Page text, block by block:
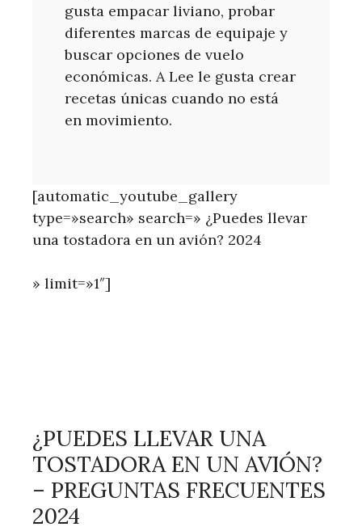
gusta empacar liviano, probar
diferentes marcas de equipaje y
buscar opciones de vuelo
económicas. A Lee le gusta crear
recetas únicas cuando no está
en movimiento.
[automatic_youtube_gallery
type=»search» search=» ¿Puedes llevar
una tostadora en un avión? 2024
» limit=»1″]
¿PUEDES LLEVAR UNA
TOSTADORA EN UN AVIÓN?
– PREGUNTAS FRECUENTES
2024